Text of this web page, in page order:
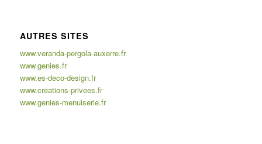
AUTRES SITES
www.veranda-pergola-auxerre.fr
www.genies.fr
www.es-deco-design.fr
www.creations-privees.fr
www.genies-menuiserie.fr